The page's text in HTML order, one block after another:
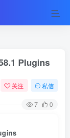
Plugins
关注 私信
7 0